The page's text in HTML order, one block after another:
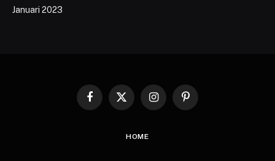
Januari 2023
Facebook
X
InstagramPinterest
HOME